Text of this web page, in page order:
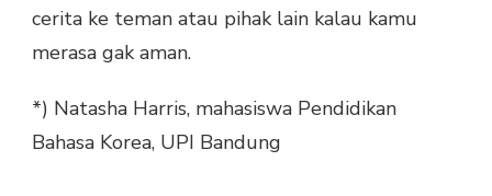
cerita ke teman atau pihak lain kalau kamu
merasa gak aman.
*) Natasha Harris, mahasiswa Pendidikan
Bahasa Korea, UPI Bandung